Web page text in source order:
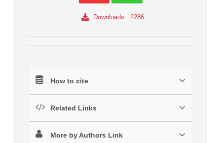
Downloads : 2286
How to cite
Related Links
More by Authors Link